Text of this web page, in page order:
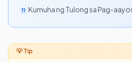
11 Kumuha ng Tulong sa Pag-